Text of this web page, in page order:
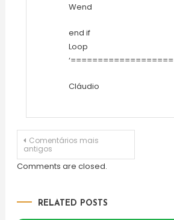
Wend
end if
Loop
Cláudio
Navegação
de
comentários
Comentários mais
antigos
Comments are closed.
RELATED POSTS